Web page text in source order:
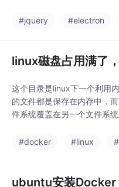
gration。
#jquery #electron
linux磁盘占用满了
这个目录是linux下一个利用
的文件都是保存在内存中，
件系统覆盖在另一个文件系
命令清理得更加彻底，可以
#docker #linux
ubuntu安装